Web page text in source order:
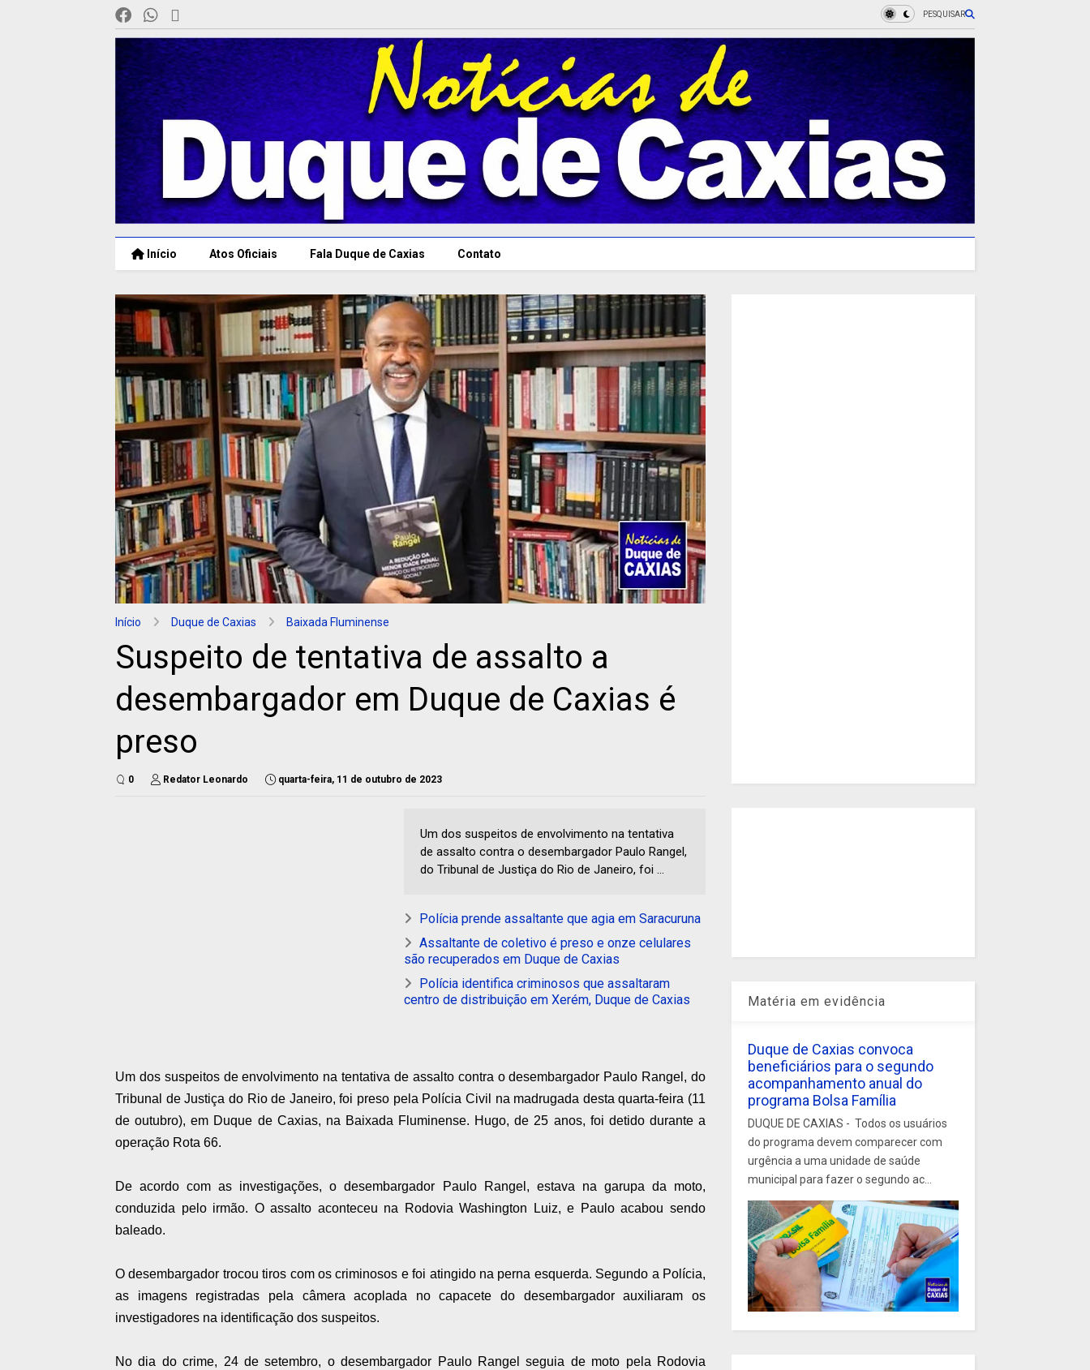
PESQUISAR
Início Atos Oficiais Fala Duque de Caxias Contato
Início Duque de Caxias Baixada Fluminense
Suspeito de tentativa de assalto a
desembargador em Duque de Caxias é
preso
0 Redator Leonardo quarta-feira, 11 de outubro de 2023
Um dos suspeitos de envolvimento na tentativa
de assalto contra o desembargador Paulo Rangel,
do Tribunal de Justiça do Rio de Janeiro, foi ...
Polícia prende assaltante que agia em Saracuruna
Assaltante de coletivo é preso e onze celulares
são recuperados em Duque de Caxias
Polícia identifica criminosos que assaltaram
centro de distribuição em Xerém, Duque de Caxias
Um dos suspeitos de envolvimento na tentativa de assalto contra o desembargador Paulo Rangel, do
Tribunal de Justiça do Rio de Janeiro, foi preso pela Polícia Civil na madrugada desta quarta-feira (11
de outubro), em Duque de Caxias, na Baixada Fluminense. Hugo, de 25 anos, foi detido durante a
operação Rota 66.
De acordo com as investigações, o desembargador Paulo Rangel, estava na garupa da moto,
conduzida pelo irmão. O assalto aconteceu na Rodovia Washington Luiz, e Paulo acabou sendo
baleado.
O desembargador trocou tiros com os criminosos e foi atingido na perna esquerda. Segundo a Polícia,
as imagens registradas pela câmera acoplada no capacete do desembargador auxiliaram os
investigadores na identificação dos suspeitos.
No dia do crime, 24 de setembro, o desembargador Paulo Rangel seguia de moto pela Rodovia
Matéria em evidência
Duque de Caxias convoca
beneficiários para o segundo
acompanhamento anual do
programa Bolsa Família
DUQUE DE CAXIAS - Todos os usuários
do programa devem comparecer com
urgência a uma unidade de saúde
municipal para fazer o segundo ac...